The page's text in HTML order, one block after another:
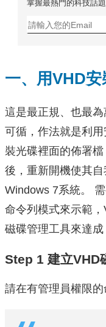
掌握最熱門的科技話
一、用VHD
這是最正規、也最
可循，作法就是利
裝光碟裡面的佈署
後，重新開機使其
Windows 7系統。
命令列模式來示範
磁碟管理工具來達成
Step 1 建立VHD
請在有管理員權限的